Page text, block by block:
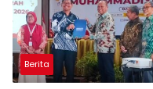
Berita